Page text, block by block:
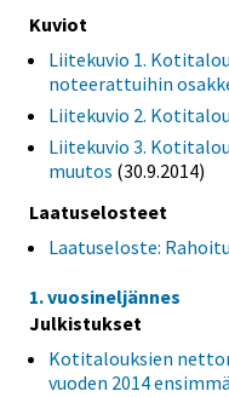
Kuviot
Liitekuvio 1.
noteerattuihin
Liitekuvio 2.
Liitekuvio 3.
muutos (30.9.2014)
Laatuselosteet
Laatuseloste:
1. vuosineljännes
Julkistukset
Kotitalouksien
vuoden 2014